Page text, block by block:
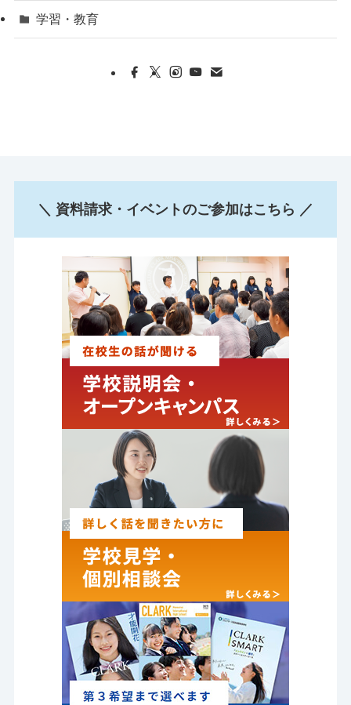
学習・教育
＼ 資料請求・イベントのご参加はこちら ／